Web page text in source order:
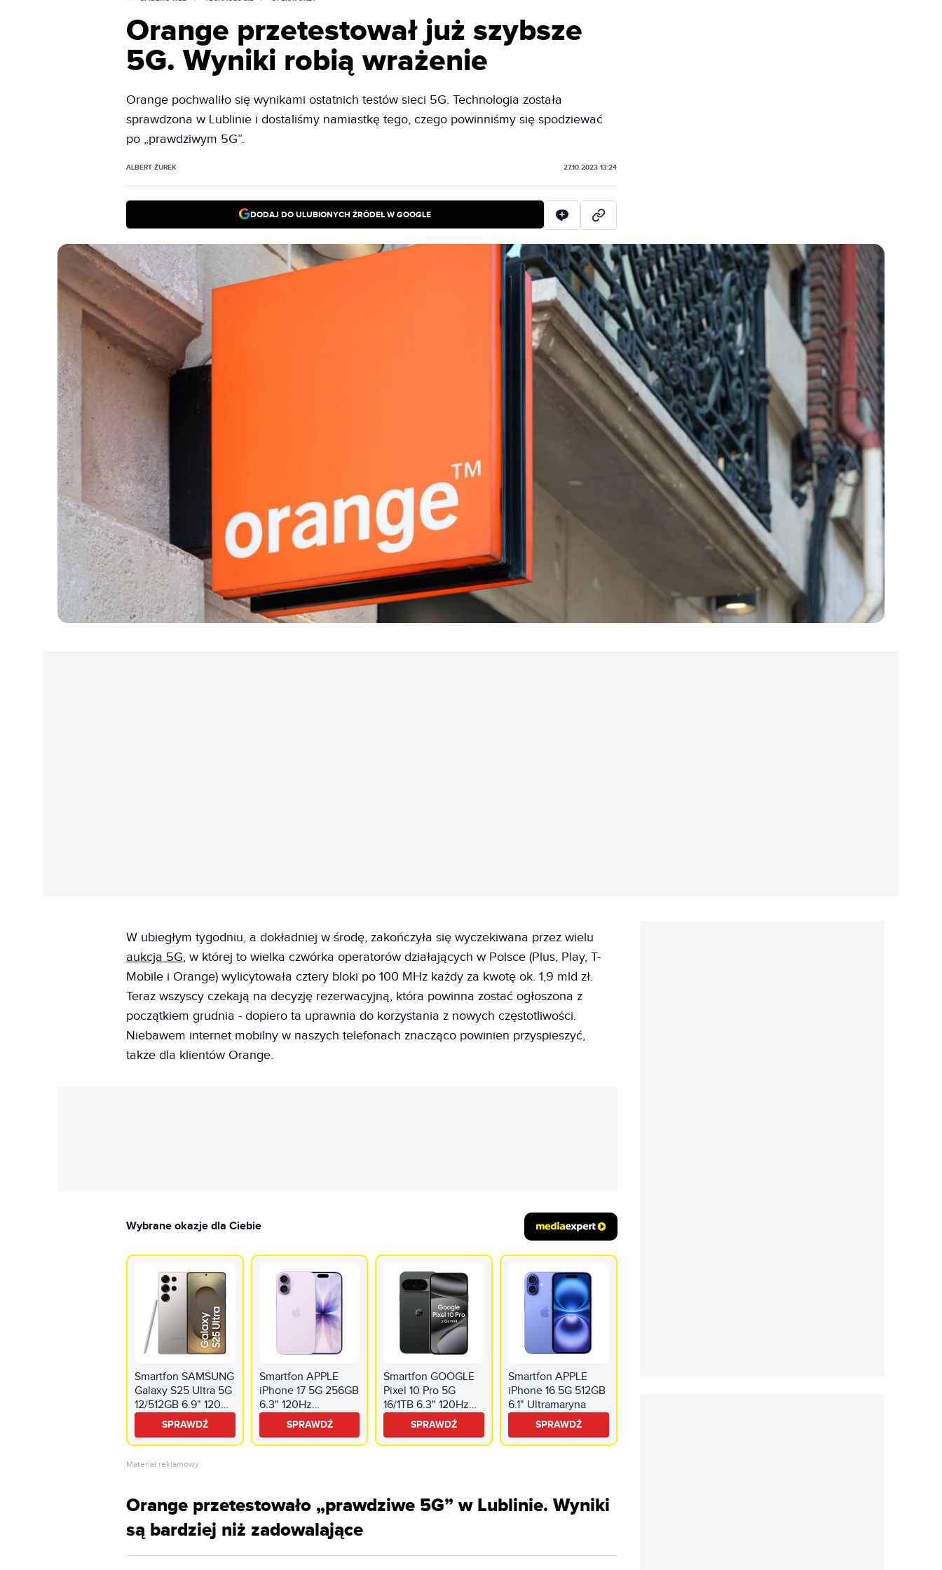
Orange przetestował już szybsze
5G. Wyniki robią wrażenie
Orange pochwaliło się wynikami ostatnich testów sieci 5G. Technologia została
sprawdzona w Lublinie i dostaliśmy namiastkę tego, czego powinniśmy się spodziewać
po „prawdziwym 5G”.
ALBERT ŻUREK 27.10.2023 13:24
DODAJ DO ULUBIONYCH ŹRÓDEŁ W GOOGLE
W ubiegłym tygodniu, a dokładniej w środę, zakończyła się wyczekiwana przez wielu
aukcja 5G, w której to wielka czwórka operatorów działających w Polsce (Plus, Play, T-
Mobile i Orange) wylicytowała cztery bloki po 100 MHz każdy za kwotę ok. 1,9 mld zł.
Teraz wszyscy czekają na decyzję rezerwacyjną, która powinna zostać ogłoszona z
początkiem grudnia - dopiero ta uprawnia do korzystania z nowych częstotliwości.
Niebawem internet mobilny w naszych telefonach znacząco powinien przyspieszyć,
także dla klientów Orange.
Wybrane okazje dla Ciebie
Smartfon SAMSUNG
Galaxy S25 Ultra 5G
12/512GB 6.9" 120Hz
Szary SM-S938
SPRAWDŹ
Smartfon APPLE
iPhone 17 5G 256GB
6.3" 120Hz
Lawendowy
SPRAWDŹ
Smartfon GOOGLE
Pixel 10 Pro 5G
16/1TB 6.3" 120Hz
ObsydianSPRAWDŹ
Smartfon APPLE
iPhone 16 5G 512GB
6.1" Ultramaryna
SPRAWDŹ
Materiał reklamowy
Orange przetestowało „prawdziwe 5G” w Lublinie. Wyniki
są bardziej niż zadowalające